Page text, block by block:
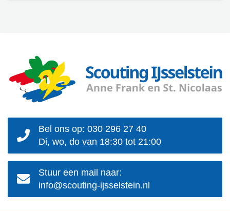
Bel ons op: 030 296 27 40
Di, wo, do van 18:30 tot 21:00
Stuur een mail naar:
info@scouting-ijsselstein.nl